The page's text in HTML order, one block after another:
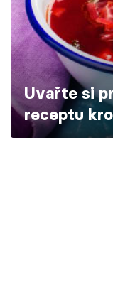
Škola vaření
Recepty z TV
Speciál: Cuketa
Těhotnej
Uvařte si
receptu